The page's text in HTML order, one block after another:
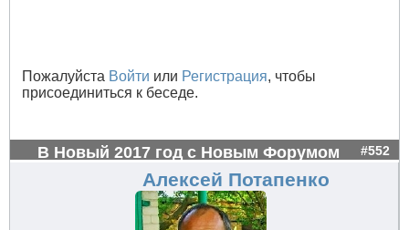
Пожалуйста Войти или Регистрация, чтобы
присоединиться к беседе.
В Новый 2017 год с Новым Форумом #552
Алексей Потапенко